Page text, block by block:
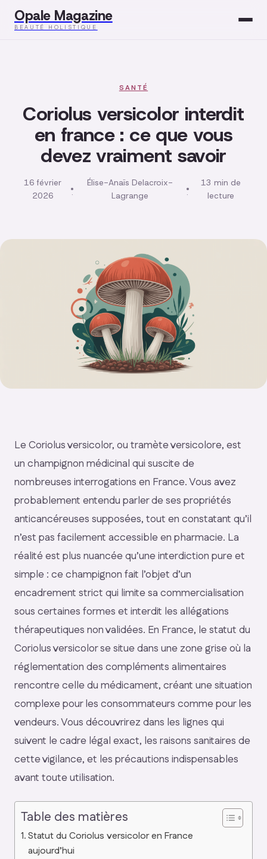
Opale Magazine
BEAUTÉ HOLISTIQUE
Mode
Développement
Bien-être
SANTÉ
Coriolus versicolor interdit
en france : ce que vous
devez vraiment savoir
16 février
2026
·
Élise-Anaïs Delacroix-
Lagrange
·
13 min de
lecture
Le Coriolus versicolor, ou tramète versicolore, est
un champignon médicinal qui suscite de
nombreuses interrogations en France. Vous avez
probablement entendu parler de ses propriétés
anticancéreuses supposées, tout en constatant qu’il
n’est pas facilement accessible en pharmacie. La
réalité est plus nuancée qu’une interdiction pure et
simple : ce champignon fait l’objet d’un
encadrement strict qui limite sa commercialisation
sous certaines formes et interdit les allégations
thérapeutiques non validées. En France, le statut du
Coriolus versicolor se situe dans une zone grise où la
réglementation des compléments alimentaires
rencontre celle du médicament, créant une situation
complexe pour les consommateurs comme pour les
vendeurs. Vous découvrirez dans les lignes qui
suivent le cadre légal exact, les raisons sanitaires de
cette vigilance, et les précautions indispensables
avant toute utilisation.
Table des matières
Statut du Coriolus versicolor en France
aujourd’hui